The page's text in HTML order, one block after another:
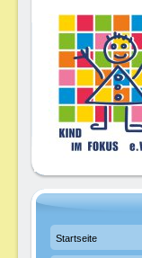
Startseite